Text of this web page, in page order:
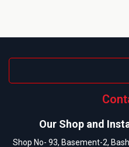
Our Shop and
Shop No- 93, Basement-2,